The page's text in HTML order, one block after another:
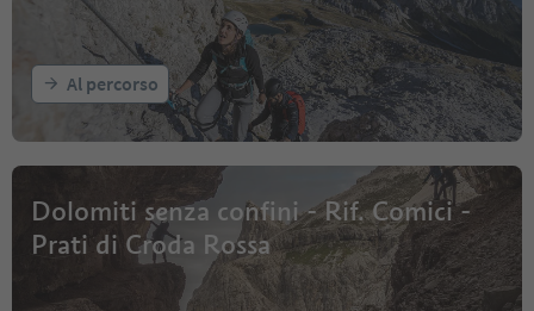
Al percorso
Dolomiti senza confini - Rif. Comici -
Prati di Croda Rossa